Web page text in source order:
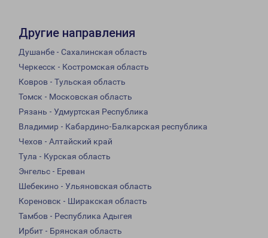
Другие направления
Душанбе - Сахалинская область
Черкесск - Костромская область
Ковров - Тульская область
Томск - Московская область
Рязань - Удмуртская Республика
Владимир - Кабардино-Балкарская республика
Чехов - Алтайский край
Тула - Курская область
Энгельс - Ереван
Шебекино - Ульяновская область
Кореновск - Ширакская область
Тамбов - Республика Адыгея
Ирбит - Брянская область